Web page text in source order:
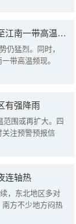
四川陕西等地需警惕降雨叠加致灾 华北南部至江南一带高温频现
仍猛烈。同时，
带高温频现。
有强降雨
范围或再扩大。四
注预警预报信
连轴热
，东北地区多对
方不少地方闷热